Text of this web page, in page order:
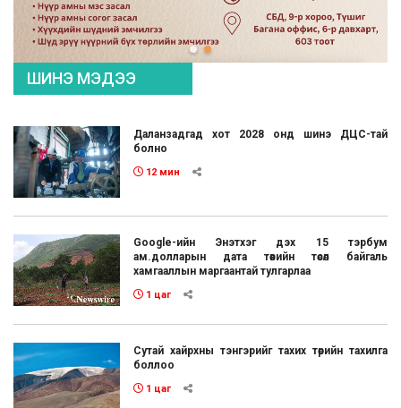
ШИНЭ МЭДЭЭ
Даланзадгад хот 2028 онд шинэ ДЦС-тай
болно
12 мин
Google-ийн Энэтхэг дэх 15 тэрбум
ам.долларын дата төвийн төсөл байгаль
хамгааллын маргаантай тулгарлаа
1 цаг
Сутай хайрхны тэнгэрийг тахих төрийн тахилга
боллоо
1 цаг